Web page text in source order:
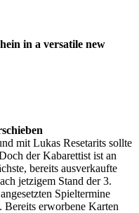
in a versatile new
mit Lukas Resetarits sollte
der Kabarettist ist an
bereits ausverkaufte
jetzigem Stand der 3.
Spieltermine
Bereits erworbene Karten